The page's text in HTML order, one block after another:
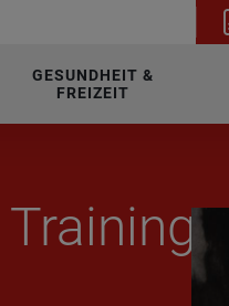
GESUNDHEIT &
FREIZEIT